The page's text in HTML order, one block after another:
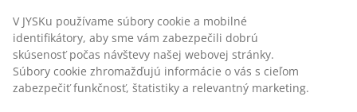
V JYSKu používame súbory cookie a mobilné
identifikátory, aby sme vám zabezpečili dobrú
skúsenosť počas návštevy našej webovej stránky.
Súbory cookie zhromažďujú informácie o vás s cieľom
zabezpečiť funkčnosť, štatistiky a relevantný marketing.